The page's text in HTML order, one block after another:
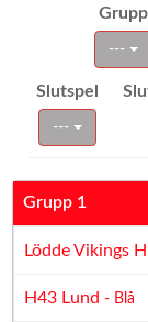
Grupp
---
Slutspel
---
Grupp 1
Lödde Vikings
H43 Lund - Blå